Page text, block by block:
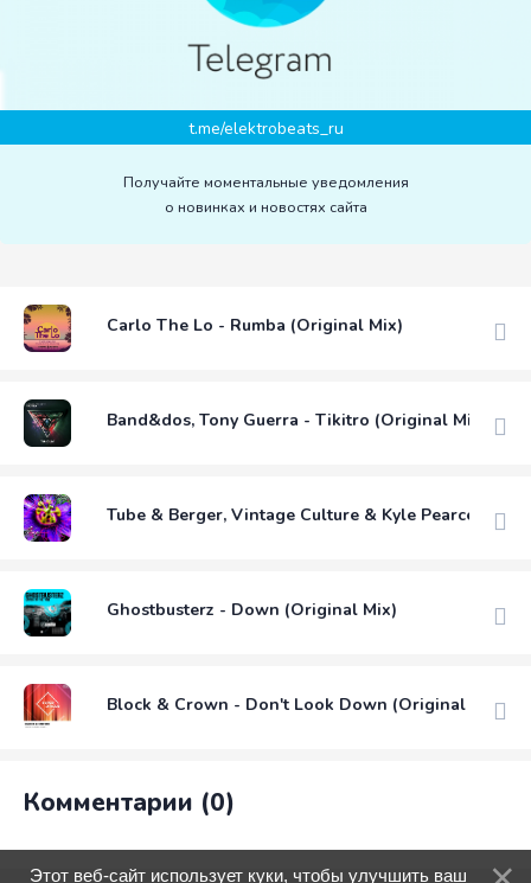
t.me/elektrobeats_ru
Получайте моментальные уведомления
о новинках и новостях сайта
Carlo The Lo - Rumba (Original Mix)
Band&dos, Tony Guerra - Tikitro (Original Mix)
Tube & Berger, Vintage Culture & Kyle Pearce -
Ghostbusterz - Down (Original Mix)
Block & Crown - Don't Look Down (Original Mix)
Комментарии (0)
Этот веб-сайт использует куки, чтобы улучшить ваш